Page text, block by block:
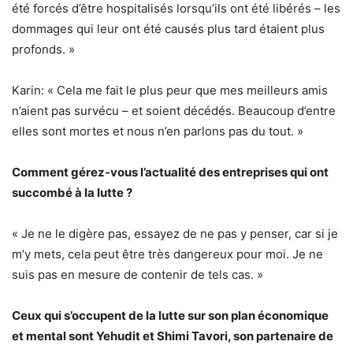
été forcés d’être hospitalisés lorsqu’ils ont été libérés – les
dommages qui leur ont été causés plus tard étaient plus
profonds. »
Karin: « Cela me fait le plus peur que mes meilleurs amis
n’aient pas survécu – et soient décédés. Beaucoup d’entre
elles sont mortes et nous n’en parlons pas du tout. »
Comment gérez-vous l’actualité des entreprises qui ont
succombé à la lutte ?
« Je ne le digère pas, essayez de ne pas y penser, car si je
m’y mets, cela peut être très dangereux pour moi. Je ne
suis pas en mesure de contenir de tels cas. »
Ceux qui s’occupent de la lutte sur son plan économique
et mental sont Yehudit et Shimi Tavori, son partenaire de